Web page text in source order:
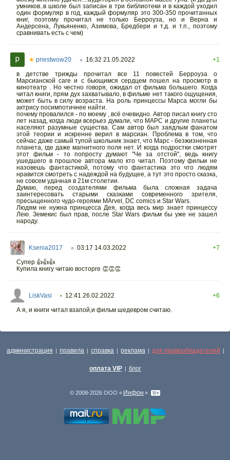
умников..в школе был записан в три библиотеки и в каждой уходил
один формуляр в год, каждый формуляр это 300-350 прочитанных
книг, поэтому прочитал не только Берроуза, но и Верна и
Андерсена, Лукьяненко, Азимова, Бредбери и т.д. и т.п., поэтому
сравнивать есть с чем)
★ priestwow20 ○ 16:32 21.05.2022
+1
в детстве трижды прочитал все 11 повестей Берроуза о
Марсианской саге и с бьющимся сердцем пошел на просмотр в
кинотеатр . Но честно говоря, ожидал от фильма большего. Когда
читал книги, прям дух захватывало, в фильме нет такого ощущения,
может быть в силу возраста. На роль принцессы Марса могли бы
актрису посимпотичнее найти.
почему провалился - по моему , всё очевидно. Автор писал книгу сто
лет назад, когда люди всерьез думали, что МАРС и другие планеты
населяют разумные существа. Сам автор был заядлым фанатом
этой теории и искренне верил в марсиан. Проблема в том, что
сейчас даже самый тупой школьник знает, что Марс - безжизненная
планета, где даже магнитного поля нет. И когда подростки смотрят
этот фильм - то попросту думают "Че за отстой", ведь книгу
ушедшего в прошлое автора мало кто читал. Поэтому фильм не
назовешь фантастикой, потому что фантастика это что людям
нравится смотреть с надеждой на будущее, а тут это просто сказка,
не совсем удачная в 21м столетии.
Думаю, перед создателями фильма была сложная задача
заинтересовать старыми сказками современного зрителя,
пресыщенного чудо-героями MArvel, DC comics и Star Wars.
Людям не нужна принцесса Дея, когда весь мир знает принцессу
Лею. Земекис был прав, после Star Wars фильм бы уже не зашел
народу.
Ksenia2017 ○ 03:17 14.03.2022
+7
Супер 👍👍👍
Купила книгу читаю восторге 👏👏👏
LiskVasi • 12:41 26.02.2022
+6
А я, и книги читал взапой,и фильм шедевром считаю.
администрация | правила | справка | реклама | для правообладателей |
оплата VIP | блог
© 2008-2026 ООО « Инфон »